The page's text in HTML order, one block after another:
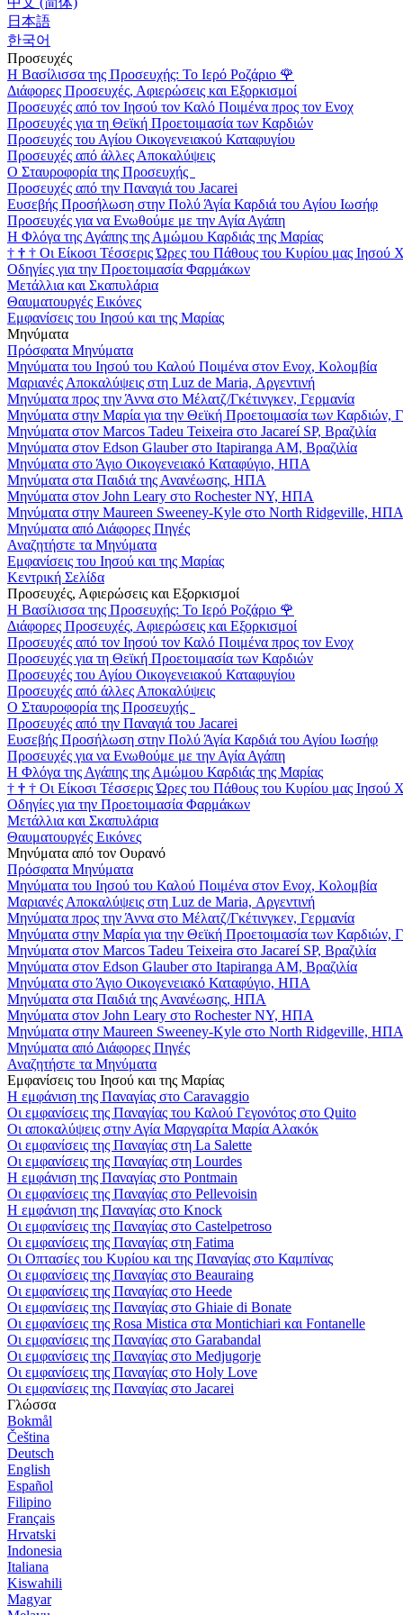
日本語
한국어
Προσευχές
Η Βασίλισσα της Προσευχής: Το Ιερό Ροζάριο 🌹
Διάφορες Προσευχές, Αφιερώσεις και Εξορκισμοί
Προσευχές από τον Ιησού τον Καλό Ποιμένα προς τον Ενοχ
Προσευχές για τη Θεϊκή Προετοιμασία των Καρδιών
Προσευχές του Αγίου Οικογενειακού Καταφυγίου
Προσευχές από άλλες Αποκαλύψεις
Ο Σταυροφορία της Προσευχής
Προσευχές από την Παναγιά του Jacarei
Ευσεβής Προσήλωση στην Πολύ Άγία Καρδιά του Αγίου Ιωσήφ
Προσευχές για να Ενωθούμε με την Αγία Αγάπη
Η Φλόγα της Αγάπης της Αμώμου Καρδιάς της Μαρίας
† † † Οι Είκοσι Τέσσερις Ώρες του Πάθους του Κυρίου μας Ιησού
Οδηγίες για την Προετοιμασία Φαρμάκων
Μετάλλια και Σκαπυλάρια
Θαυματουργές Εικόνες
Εμφανίσεις του Ιησού και της Μαρίας
Μηνύματα
Πρόσφατα Μηνύματα
Μηνύματα του Ιησού του Καλού Ποιμένα στον Ενοχ, Κολομβία
Μαριανές Αποκαλύψεις στη Luz de Maria, Αργεντινή
Μηνύματα προς την Άννα στο Μέλατζ/Γκέτινγκεν, Γερμανία
Μηνύματα στην Μαρία για την Θεϊκή Προετοιμασία των Καρδιών,
Μηνύματα στον Marcos Tadeu Teixeira στο Jacareí SP, Βραζιλία
Μηνύματα στον Edson Glauber στο Itapiranga AM, Βραζιλία
Μηνύματα στο Άγιο Οικογενειακό Καταφύγιο, ΗΠΑ
Μηνύματα στα Παιδιά της Ανανέωσης, ΗΠΑ
Μηνύματα στον John Leary στο Rochester NY, ΗΠΑ
Μηνύματα στην Maureen Sweeney-Kyle στο North Ridgeville, ΗΠΑ
Μηνύματα από Διάφορες Πηγές
Αναζητήστε τα Μηνύματα
Εμφανίσεις του Ιησού και της Μαρίας
Κεντρική Σελίδα
Προσευχές, Αφιερώσεις και Εξορκισμοί
Η Βασίλισσα της Προσευχής: Το Ιερό Ροζάριο 🌹
Διάφορες Προσευχές, Αφιερώσεις και Εξορκισμοί
Προσευχές από τον Ιησού τον Καλό Ποιμένα προς τον Ενοχ
Προσευχές για τη Θεϊκή Προετοιμασία των Καρδιών
Προσευχές του Αγίου Οικογενειακού Καταφυγίου
Προσευχές από άλλες Αποκαλύψεις
Ο Σταυροφορία της Προσευχής
Προσευχές από την Παναγιά του Jacarei
Ευσεβής Προσήλωση στην Πολύ Άγία Καρδιά του Αγίου Ιωσήφ
Προσευχές για να Ενωθούμε με την Αγία Αγάπη
Η Φλόγα της Αγάπης της Αμώμου Καρδιάς της Μαρίας
† † † Οι Είκοσι Τέσσερις Ώρες του Πάθους του Κυρίου μας Ιησού
Οδηγίες για την Προετοιμασία Φαρμάκων
Μετάλλια και Σκαπυλάρια
Θαυματουργές Εικόνες
Μηνύματα από τον Ουρανό
Πρόσφατα Μηνύματα
Μηνύματα του Ιησού του Καλού Ποιμένα στον Ενοχ, Κολομβία
Μαριανές Αποκαλύψεις στη Luz de Maria, Αργεντινή
Μηνύματα προς την Άννα στο Μέλατζ/Γκέτινγκεν, Γερμανία
Μηνύματα στην Μαρία για την Θεϊκή Προετοιμασία των Καρδιών,
Μηνύματα στον Marcos Tadeu Teixeira στο Jacareí SP, Βραζιλία
Μηνύματα στον Edson Glauber στο Itapiranga AM, Βραζιλία
Μηνύματα στο Άγιο Οικογενειακό Καταφύγιο, ΗΠΑ
Μηνύματα στα Παιδιά της Ανανέωσης, ΗΠΑ
Μηνύματα στον John Leary στο Rochester NY, ΗΠΑ
Μηνύματα στην Maureen Sweeney-Kyle στο North Ridgeville, ΗΠΑ
Μηνύματα από Διάφορες Πηγές
Αναζητήστε τα Μηνύματα
Εμφανίσεις του Ιησού και της Μαρίας
Η εμφάνιση της Παναγίας στο Caravaggio
Οι εμφανίσεις της Παναγίας του Καλού Γεγονότος στο Quito
Οι αποκαλύψεις στην Αγία Μαργαρίτα Μαρία Αλακόκ
Οι εμφανίσεις της Παναγίας στη La Salette
Οι εμφανίσεις της Παναγίας στη Lourdes
Η εμφάνιση της Παναγίας στο Pontmain
Οι εμφανίσεις της Παναγίας στο Pellevoisin
Η εμφάνιση της Παναγίας στο Knock
Οι εμφανίσεις της Παναγίας στο Castelpetroso
Οι εμφανίσεις της Παναγίας στη Fatima
Οι Οπτασίες του Κυρίου και της Παναγίας στο Καμπίνας
Οι εμφανίσεις της Παναγίας στο Beauraing
Οι εμφανίσεις της Παναγίας στο Heede
Οι εμφανίσεις της Παναγίας στο Ghiaie di Bonate
Οι εμφανίσεις της Rosa Mistica στα Montichiari και Fontanelle
Οι εμφανίσεις της Παναγίας στο Garabandal
Οι εμφανίσεις της Παναγίας στο Medjugorje
Οι εμφανίσεις της Παναγίας στο Holy Love
Οι εμφανίσεις της Παναγίας στο Jacarei
Γλώσσα
Bokmål
Čeština
Deutsch
English
Español
Filipino
Français
Hrvatski
Indonesia
Italiana
Kiswahili
Magyar